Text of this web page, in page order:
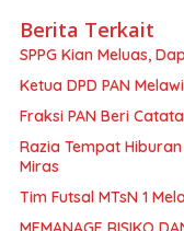
Berita Terkait
SPPG Kian Meluas,
Ketua DPD PAN
Fraksi PAN Beri
Razia Tempat
Miras
Tim Futsal MTsN 1